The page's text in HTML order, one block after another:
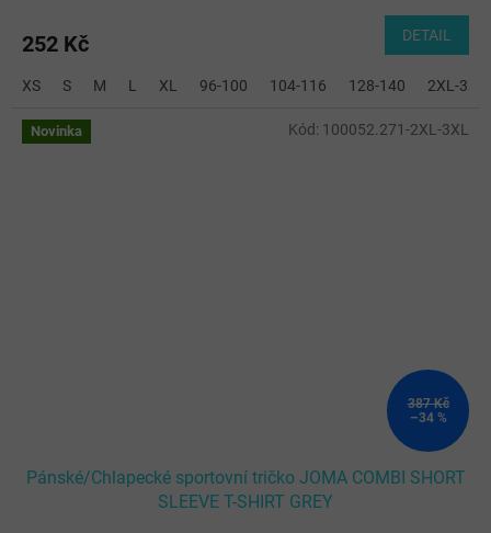
252 Kč DETAIL
XS S M L XL 96-100 104-116 128-140 2XL-3XL
Novinka
387 Kč
–34 %
Pánské/Chlapecké sportovní tričko JOMA COMBI SHORT
SLEEVE T-SHIRT GREY
Kód: 100052.271-2XL-3XL